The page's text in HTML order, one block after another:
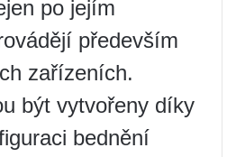
po jejím
především
zařízeních.
být vytvořeny díky
bednění